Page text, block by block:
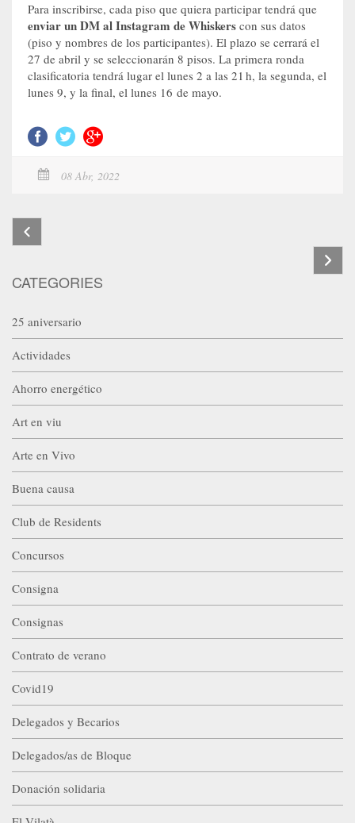
Para inscribirse, cada piso que quiera participar tendrá que
enviar un DM al Instagram de Whiskers con sus datos
(piso y nombres de los participantes). El plazo se cerrará el
27 de abril y se seleccionarán 8 pisos. La primera ronda
clasificatoria tendrá lugar el lunes 2 a las 21 h, la segunda, el
lunes 9, y la final, el lunes 16 de mayo.
08 Abr, 2022
CATEGORIES
25 aniversario
Actividades
Ahorro energético
Art en viu
Arte en Vivo
Buena causa
Club de Residents
Concursos
Consigna
Consignas
Contrato de verano
Covid19
Delegados y Becarios
Delegados/as de Bloque
Donación solidaria